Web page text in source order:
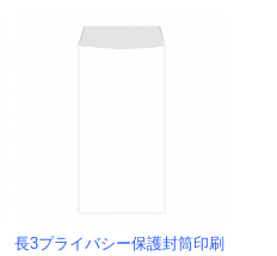
長3プライバシー保護封筒印刷